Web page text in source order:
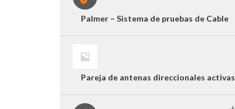
Palmer – Sistema de pruebas de Cable
Pareja de antenas direccionales activas